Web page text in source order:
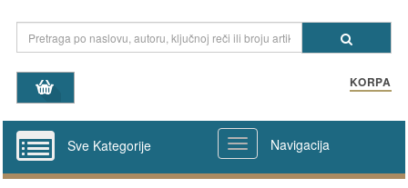
KORPA
Sve Kategorije Navigacija